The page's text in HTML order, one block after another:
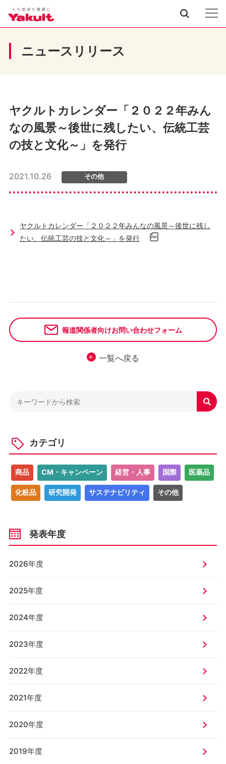
ニュースリリース
ヤクルトカレンダー「２０２２年みん
なの風景～後世に残したい、伝統工芸
の技と文化～」を発行
2021.10.26 その他
ヤクルトカレンダー「２０２２年みんなの風景～後世に残し
たい、伝統工芸の技と文化～」を発行
一覧へ戻る
報道関係者向けお問い合わせフォーム

カテゴリ
商品 CM・キャンペーン 経営・人事 国際 医薬品
化粧品 研究開発 サステナビリティ その他
発表年度
2026年度
2025年度
2024年度
2023年度
2022年度
2021年度
2020年度
2019年度